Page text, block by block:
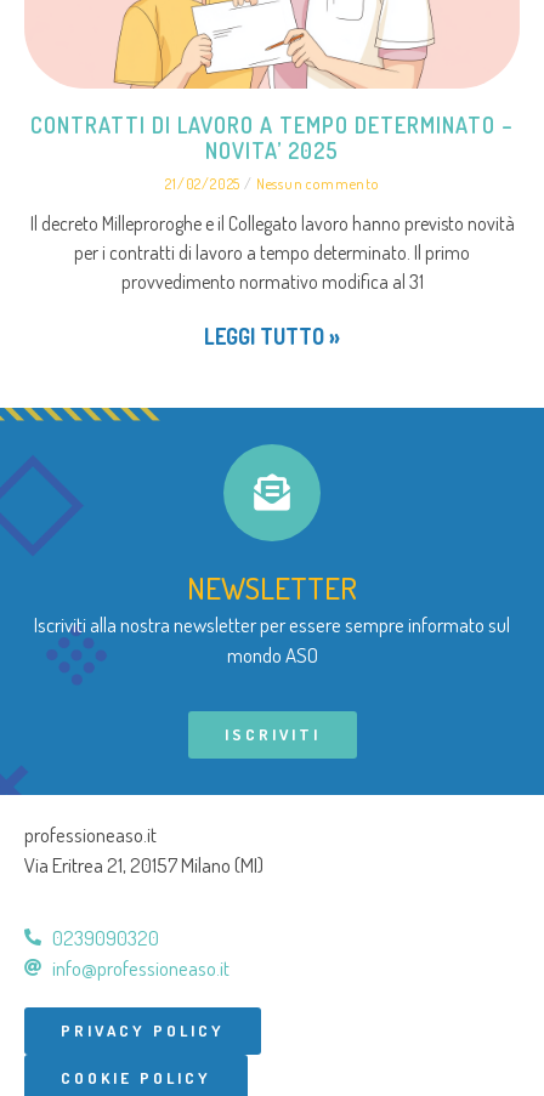
CONTRATTI DI LAVORO A TEMPO DETERMINATO –
NOVITA’ 2025
21/02/2025 Nessun commento
Il decreto Milleproroghe e il Collegato lavoro hanno previsto novità
per i contratti di lavoro a tempo determinato. Il primo
provvedimento normativo modifica al 31
LEGGI TUTTO »
NEWSLETTER
Iscriviti alla nostra newsletter per essere sempre informato sul
mondo ASO
ISCRIVITI
professioneaso.it
Via Eritrea 21, 20157 Milano (MI)
0239090320
info@professioneaso.it
PRIVACY POLICY
COOKIE POLICY